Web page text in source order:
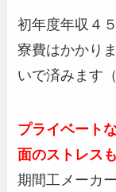
初年度年収４
寮費はかかり
いで済みます
プライベート
面のストレス
期間工メーカ